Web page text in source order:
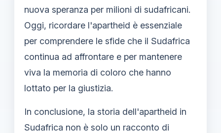
nuova speranza per milioni di sudafricani.
Oggi, ricordare l'apartheid è essenziale
per comprendere le sfide che il Sudafrica
continua ad affrontare e per mantenere
viva la memoria di coloro che hanno
lottato per la giustizia.
In conclusione, la storia dell'apartheid in
Sudafrica non è solo un racconto di